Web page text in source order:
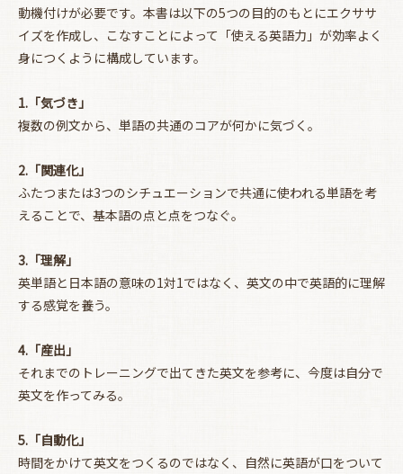
動機付けが必要です。本書は以下の5つの目的のもとにエクササ
イズを作成し、こなすことによって「使える英語力」が効率よく
身につくように構成しています。
1.「気づき」
複数の例文から、単語の共通のコアが何かに気づく。
2.「関連化」
ふたつまたは3つのシチュエーションで共通に使われる単語を考
えることで、基本語の点と点をつなぐ。
3.「理解」
英単語と日本語の意味の1対1ではなく、英文の中で英語的に理解
する感覚を養う。
4.「産出」
それまでのトレーニングで出てきた英文を参考に、今度は自分で
英文を作ってみる。
5.「自動化」
時間をかけて英文をつくるのではなく、自然に英語が口をついて